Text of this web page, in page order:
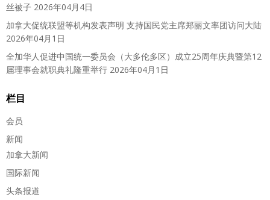
丝被子 2026年04月4日
加拿大促统联盟等机构发表声明 支持国民党主席郑丽文率团访问大陆
2026年04月1日
全加华人促进中国统一委员会（大多伦多区）成立25周年庆典暨第12
届理事会就职典礼隆重举行 2026年04月1日
栏目
会员
新闻
加拿大新闻
国际新闻
头条报道